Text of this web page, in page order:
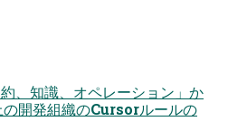
、知識、オペレーション」か
の開発組織のCursorルールの